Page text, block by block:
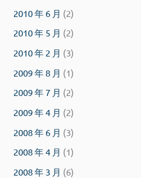
2010 年 6 月 (2)
2010 年 5 月 (2)
2010 年 2 月 (3)
2009 年 8 月 (1)
2009 年 7 月 (2)
2009 年 4 月 (2)
2008 年 6 月 (3)
2008 年 4 月 (1)
2008 年 3 月 (6)